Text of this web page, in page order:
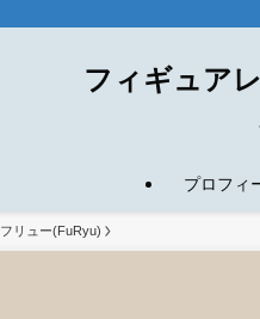
フィギュア
プロフィ
フリュー(FuRyu)